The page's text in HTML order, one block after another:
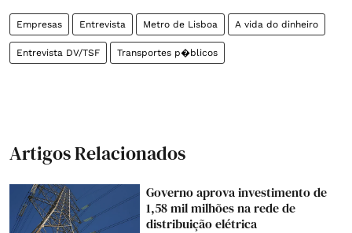
Empresas Entrevista Metro de Lisboa A vida do dinheiro
Entrevista DV/TSF Transportes p�blicos
Artigos Relacionados
Governo aprova investimento de
1,58 mil milhões na rede de
distribuição elétrica